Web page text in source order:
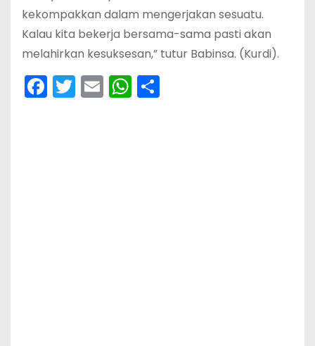
kekompakkan dalam mengerjakan sesuatu.
Kalau kita bekerja bersama-sama pasti akan
melahirkan kesuksesan,” tutur Babinsa. (Kurdi).
F
a
T
w
E
m
W
h